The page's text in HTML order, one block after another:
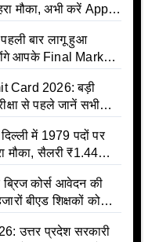
मौका, अभी करें Apply
बार लागू हुआ
आपके Final Marks
Card 2026: बड़ी
से पहले जानें सभी
में 1979 पदों पर
मौका, सैलरी ₹1.44
कोर्स आवेदन की
बीएड शिक्षकों को
उत्तर प्रदेश सरकारी